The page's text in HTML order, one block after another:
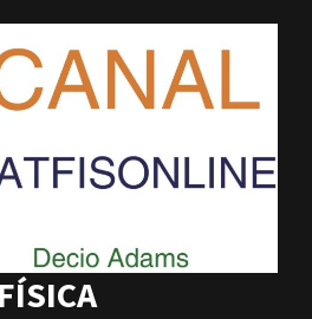
to
content
FÍSICA